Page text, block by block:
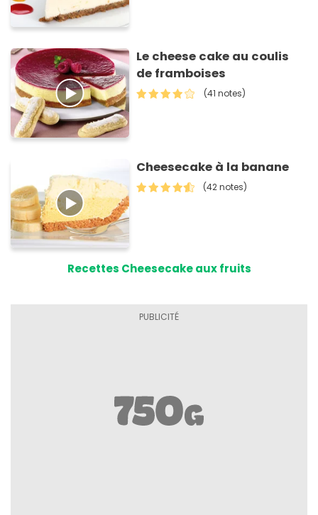
Le cheese cake au coulis
de framboises
(41 notes)
Cheesecake à la banane
(42 notes)
Recettes Cheesecake aux fruits